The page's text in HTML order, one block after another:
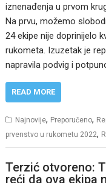
iznenađenja u prvom
Na prvu, možemo
24 ekipe nije doprinijelo
rukometa. Izuzetak je
napravila podvig i
READ MORE
Najnovije, Preporučeno,
prvenstvo u rukometu 2022,
Terzić otvoreno:
reći da ova ekipa